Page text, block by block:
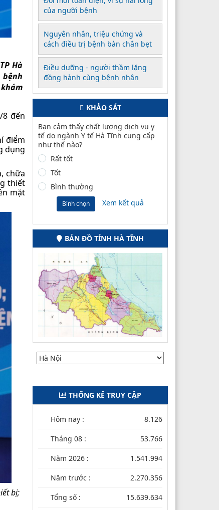
Hà
bệnh
đến
điểm
dụng
chữa
thiết
mặt
bị;
của người bệnh
Nguyên nhân, triệu chứng và
cách điều trị bệnh bàn chân bẹt
Điều dưỡng - người thầm lặng
đồng hành cùng bệnh nhân
KHẢO SÁT
Bạn cảm thấy chất lượng dịch vụ y
tế do ngành Y tế Hà Tĩnh cung cấp
như thế nào?
Rất tốt
Tốt
Bình thường
Bình chọn Xem kết quả
BẢN ĐỒ TỈNH HÀ TĨNH
THỐNG KÊ TRUY CẬP
Hôm nay : 8.126
Tháng 08 : 53.766
Năm 2026 : 1.541.994
Năm trước : 2.270.356
Tổng số : 15.639.634